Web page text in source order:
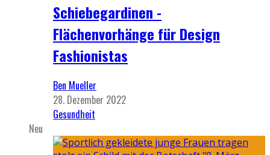
Schiebegardinen -
Flächenvorhänge für Design
Fashionistas
Ben Mueller
28. Dezember 2022
Gesundheit
Neu